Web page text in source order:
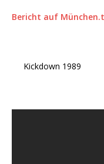
Bericht auf
Kickdown 1989